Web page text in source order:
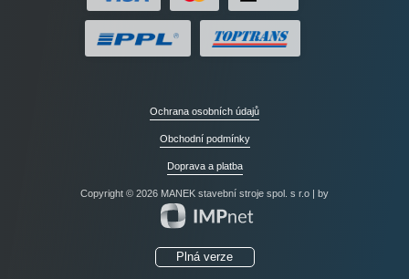
Ochrana osobních údajů
Obchodní podmínky
Doprava a platba
Copyright © 2026 MANEK stavební stroje spol. s r.o | by
Plná verze